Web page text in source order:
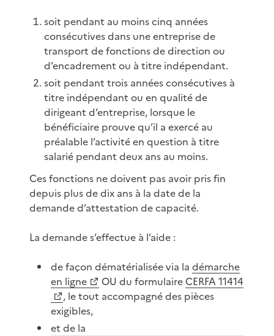
soit pendant au moins cinq années
consécutives dans une entreprise de
transport de fonctions de direction ou
d’encadrement ou à titre indépendant.
soit pendant trois années consécutives à
titre indépendant ou en qualité de
dirigeant d’entreprise, lorsque le
bénéficiaire prouve qu’il a exercé au
préalable l’activité en question à titre
salarié pendant deux ans au moins.
Ces fonctions ne doivent pas avoir pris fin
depuis plus de dix ans à la date de la
demande d’attestation de capacité.
La demande s’effectue à l’aide :
de façon dématérialisée via ladémarche
en ligne
OU du formulaire CERFA 11414
, le tout accompagné des pièces
exigibles,
et de la